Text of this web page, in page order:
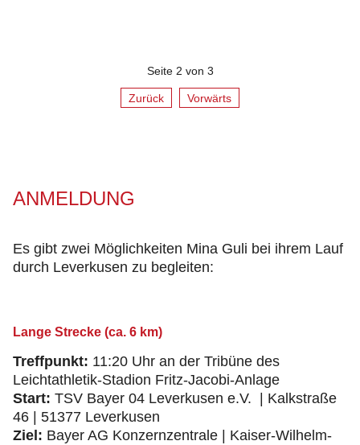
Seite 2 von 3
Zurück Vorwärts
ANMELDUNG
Es gibt zwei Möglichkeiten Mina Guli bei ihrem Lauf
durch Leverkusen zu begleiten:
Lange Strecke (ca. 6 km)
Treffpunkt: 11:20 Uhr an der Tribüne des
Leichtathletik-Stadion Fritz-Jacobi-Anlage
Start: TSV Bayer 04 Leverkusen e.V. | Kalkstraße
46 | 51377 Leverkusen
Ziel: Bayer AG Konzernzentrale | Kaiser-Wilhelm-